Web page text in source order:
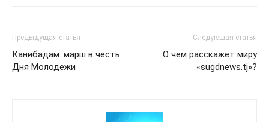
Предыдущая статья
Канибадам: марш в честь
Дня Молодежи
Следующая статья
О чем расскажет миру
«sugdnews.tj»?